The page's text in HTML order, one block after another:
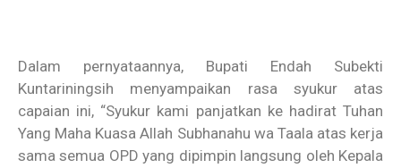
Dalam pernyataannya, Bupati Endah Subekti
Kuntariningsih menyampaikan rasa syukur atas
capaian ini, “Syukur kami panjatkan ke hadirat Tuhan
Yang Maha Kuasa Allah Subhanahu wa Taala atas kerja
sama semua OPD yang dipimpin langsung oleh Kepala